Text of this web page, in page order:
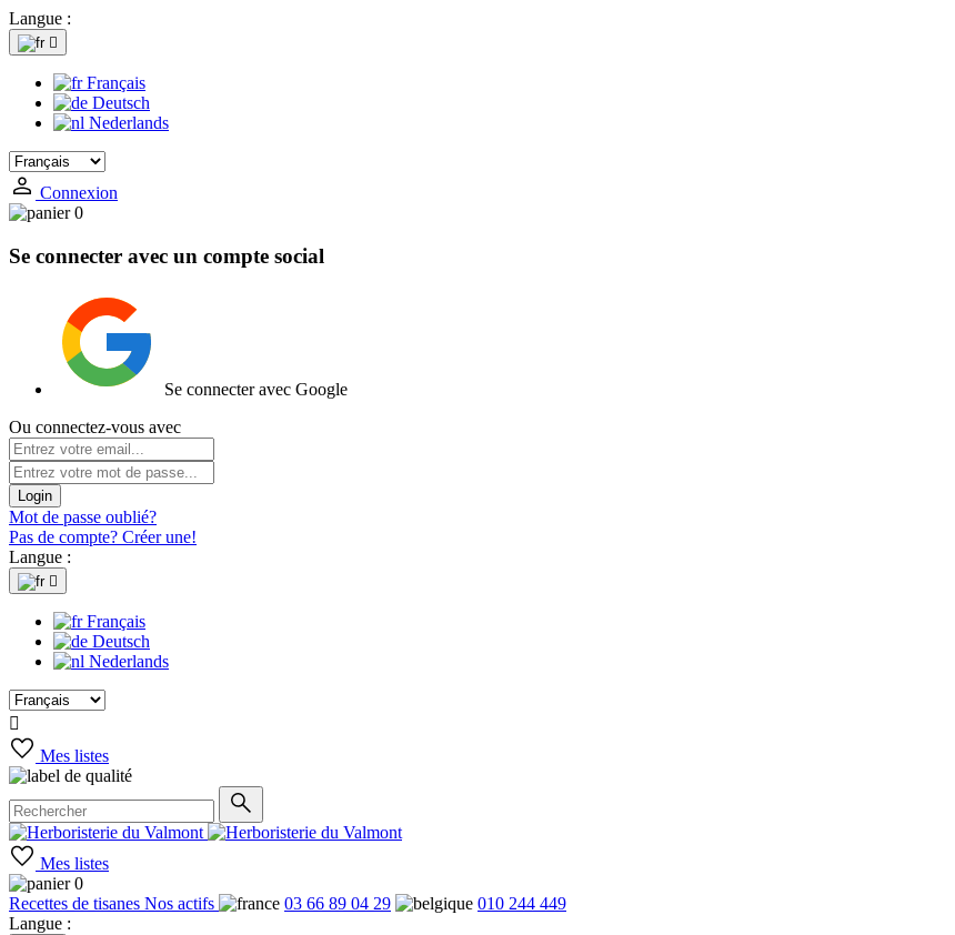
Langue :

Français
Deutsch
Nederlands
Connexion
0
Se connecter avec un compte social
Se connecter avec Google
Ou connectez-vous avec
Login
Mot de passe oublié?
Pas de compte? Créer une!
Langue :

Français
Deutsch
Nederlands

Mes listes
Mes listes
0
Recettes de tisanes Nos actifs 03 66 89 04 29
010 244 449
Langue :